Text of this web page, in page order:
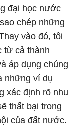
đại học nước
chép những
vào đó, tôi
từ cả thành
áp dụng chúng
những ví dụ
xác định rõ nhu
thất bại trong
của đất nước.